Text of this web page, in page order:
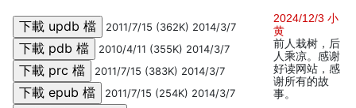
2011/7/15 (362K) 2014/3/7
2010/4/11 (355K) 2014/3/7
2011/7/15 (383K) 2014/3/7
2011/7/15 (254K) 2014/3/7
2024/12/3 小
黄
前人栽树，后
人乘凉。感谢
好读网站，感
谢所有的故
事。